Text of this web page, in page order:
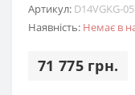
Артикул: D14VGKG-
Наявність: Немає в
71 775 грн.